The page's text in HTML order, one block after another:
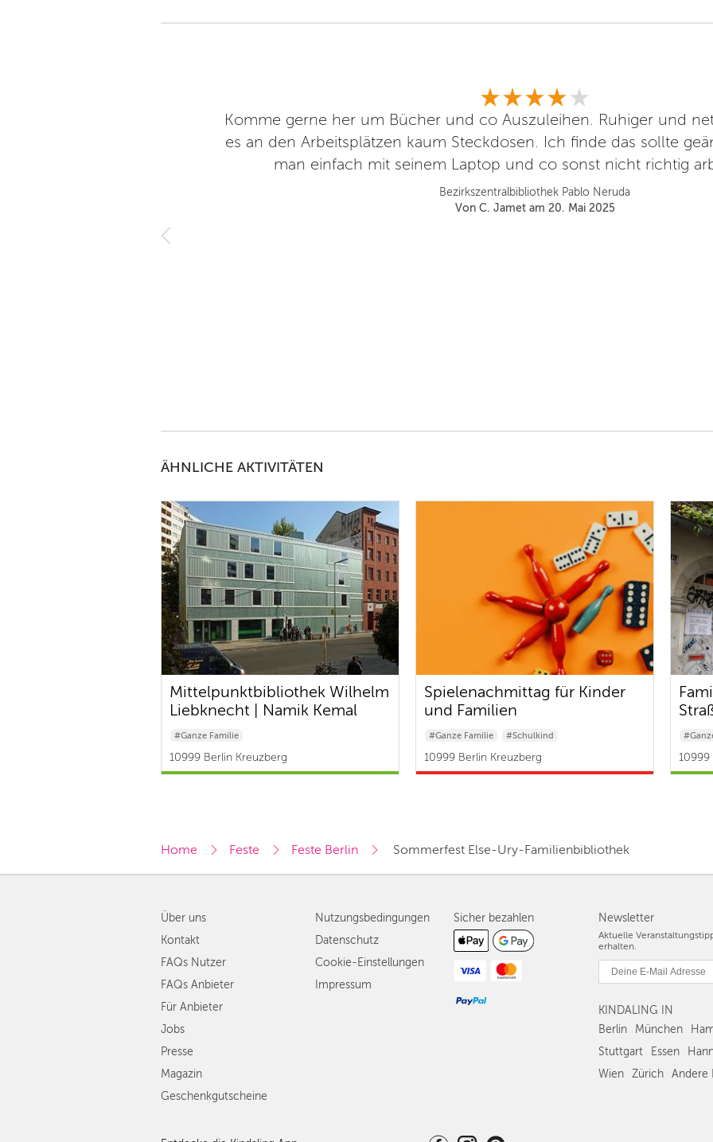
Komme gerne her um Bücher und co Auszuleihen. Ruhiger und
es an den Arbeitsplätzen kaum Steckdosen. Ich finde das sollte
man einfach mit seinem Laptop und co sonst nicht richtig
Bezirkszentralbibliothek Pablo Neruda
Von C. Jamet am 20. Mai 2025
ÄHNLICHE AKTIVITÄTEN
Mittelpunktbibliothek Wilhelm
Liebknecht | Namik Kemal
#Ganze Familie
10999 Berlin Kreuzberg
Spielenachmittag für Kinder
und Familien
#Ganze Familie
#Schulkind
#Baby & Kleinkind
10999 Berlin Kreuzberg 10999
Home Feste Feste Berlin Sommerfest Else-Ury-Familienbibliothek
Newsletter
Aktuelle
erhalten.
KINDALING IN
Berlin
München
Stuttgart
Essen
Wien
Zürich Andere
Über uns
Kontakt
FAQs Nutzer
FAQs Anbieter
Für Anbieter
Jobs
Presse
Magazin
Geschenkgutscheine
Nutzungsbedingungen
Datenschutz
Cookie-Einstellungen
Impressum
Sicher bezahlen